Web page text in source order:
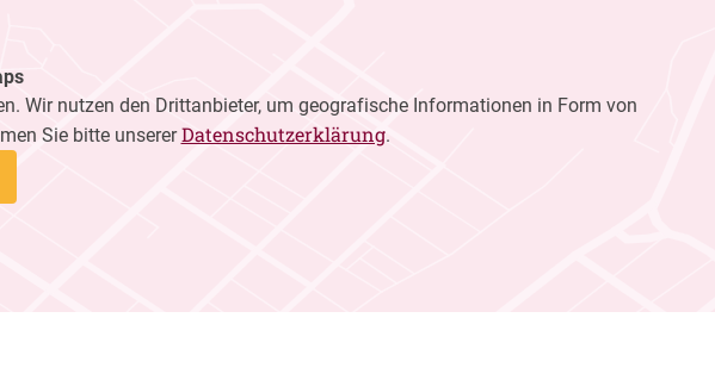
Wir nutzen den Drittanbieter, um geografische Informationen in Form von
Sie bitte unsererDatenschutzerklärung.